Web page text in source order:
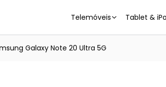
Telemóveis Tablet &
Galaxy Note 20 Ultra 5G